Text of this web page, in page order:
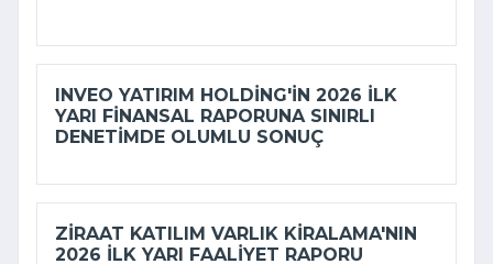
INVEO YATIRIM HOLDING'IN 2026 ILK
YARI FINANSAL RAPORUNA SINIRLI
DENETIMDE OLUMLU SONUÇ
ZIRAAT KATILIM VARLIK KIRALAMA'NIN
2026 ILK YARI FAALIYET RAPORU